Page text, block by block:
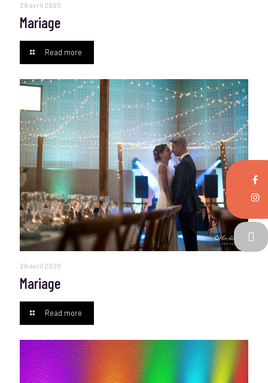
28 avril 2020
Mariage
Read more
28 avril 2020
Mariage
Read more